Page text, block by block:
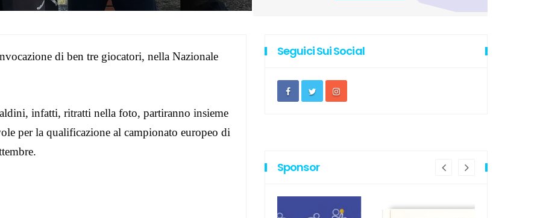
Cavallini
volta
di ben tre giocatori, nella Nazionale
infatti, ritratti nella foto, partiranno insieme
per la qualificazione al campionato europeo di
Seguici Sui Social
Sponsor